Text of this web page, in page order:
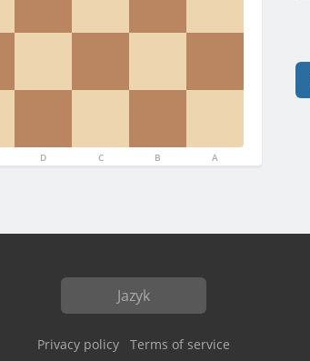
D C B A
Jazyk
Privacy policy Terms of service